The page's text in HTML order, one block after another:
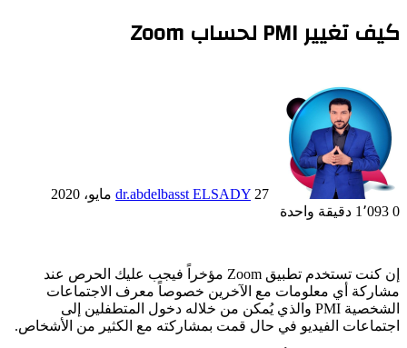
كيف تغيير PMI لحساب Zoom
dr.abdelbasst ELSADY 27 مايو، 2020
0
دقيقة واحدة
إن كنت تستخدم تطبيق Zoom مؤخراً فيجب عليك الحرص عند
مشاركة أي معلومات مع الآخرين خصوصاً معرف الاجتماعات
الشخصية PMI والذي يُمكن من خلاله دخول المتطفلين إلى
اجتماعات الفيديو في حال قمت بمشاركته مع الكثير من الأشخاص.